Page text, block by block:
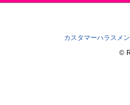
カスタマーハラスメ
©